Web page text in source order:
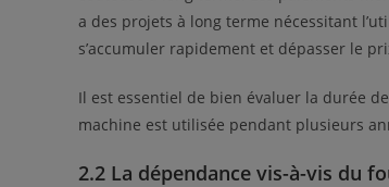
a des projets à long terme nécessitant
s’accumuler rapidement et dépasser le
Il est essentiel de bien évaluer la durée
machine est utilisée pendant plusieurs
2.2 La dépendance vis-à-vis du